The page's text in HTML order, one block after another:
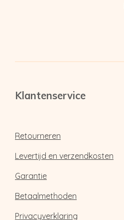
Klantenservice
Retourneren
Levertijd en verzendkosten
Garantie
Betaalmethoden
Privacyverklaring